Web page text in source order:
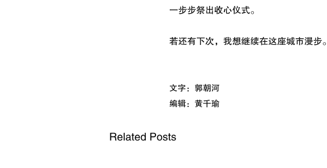
一步步祭出收心仪式。
若还有下次，我想继续在这座城市漫步。
文字：郭朝河
编辑：黄千瑜
Related Posts